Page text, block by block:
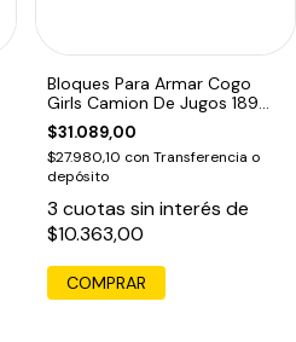
Bloques Para Armar Cogo
Girls Camion De Jugos 189
Pzas 189 4554
$31.089,00
$27.980,10 con Transferencia o
depósito
3 cuotas sin interés de
$10.363,00